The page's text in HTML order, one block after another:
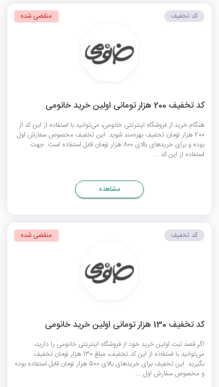
کد تخفیف 200 هزار تومانی اولین خرید خانومی
هنگام خرید از فروشگاه اینترنتی خانومی، می‌توانید با استفاده از این کد از
200 هزار تومان تخفیف بهره‌مند شوید. این تخفیف مخصوص سفارش اول
بوده و برای خریدهای بالای 800 هزار تومان قابل استفاده است. جهت
استفاده از این کد ...
کد تخفیف منقضی شده
مشاهده
کد تخفیف 130 هزار تومانی اولین خرید خانومی
اگر قصد ثبت اولین خرید خود از فروشگاه اینترنتی خانومی را دارید،
می‌توانید با استفاده از این کد تخفیف، مبلغ 130 هزار تومان تخفیف
بگیرید. این تخفیف برای خریدهای بالای 500 هزار تومان قابل استفاده بوده
و مخصوص سفارش اول ...
کد تخفیف منقضی شده